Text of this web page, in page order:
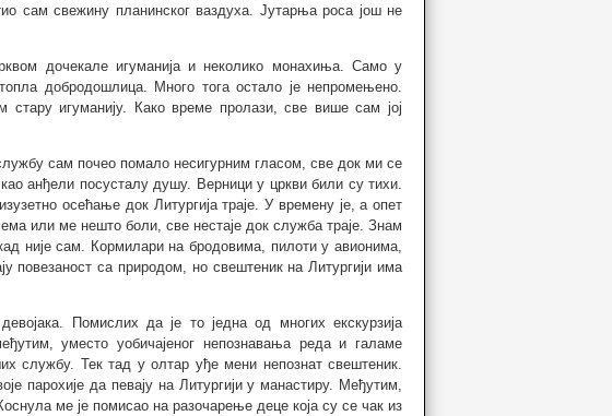
сам свежину планинског ваздуха. Јутарња роса још не
дочекале игуманија и неколико монахиња. Само у
добродошлица. Много тога остало је непромењено.
игуманију. Како време пролази, све више сам јој
сам почео помало несигурним гласом, све док ми се
анђели посусталу душу. Верници у цркви били су тихи.
осећање док Литургија траје. У времену је, а опет
или ме нешто боли, све нестаје док служба траје. Знам
није сам. Кормилари на бродовима, пилоти у авионима,
повезаност са природом, но свештеник на Литургији има
Помислих да је то једна од многих екскурзија
уместо уобичајеног непознавања реда и галаме
службу. Тек тад у олтар уђе мени непознат свештеник.
парохије да певају на Литургији у манастиру. Међутим,
ме је помисао на разочарење деце која су се чак из